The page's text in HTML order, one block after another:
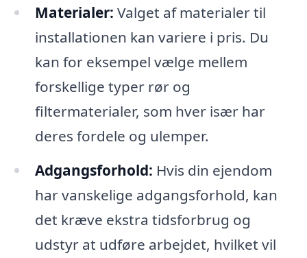
Materialer: Valget af materialer til
installationen kan variere i pris. Du
kan for eksempel vælge mellem
forskellige typer rør og
filtermaterialer, som hver især har
deres fordele og ulemper.
Adgangsforhold: Hvis din ejendom
har vanskelige adgangsforhold, kan
det kræve ekstra tidsforbrug og
udstyr at udføre arbejdet, hvilket vil